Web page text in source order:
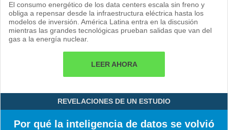
El consumo energético de los data centers escala sin freno y
obliga a repensar desde la infraestructura eléctrica hasta los
modelos de inversión. América Latina entra en la discusión
mientras las grandes tecnológicas prueban salidas que van del
gas a la energía nuclear.
LEER AHORA
REVELACIONES DE UN ESTUDIO
Por qué la inteligencia de datos se volvió